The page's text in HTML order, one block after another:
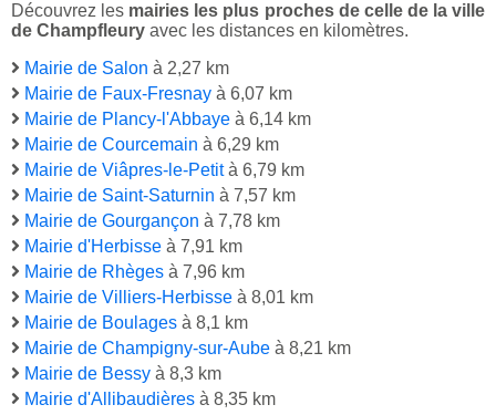
Découvrez les mairies les plus proches de celle de la ville
de Champfleury avec les distances en kilomètres.
Mairie de Salon à 2,27 km
Mairie de Faux-Fresnay à 6,07 km
Mairie de Plancy-l'Abbaye à 6,14 km
Mairie de Courcemain à 6,29 km
Mairie de Viâpres-le-Petità 6,79 km
Mairie de Saint-Saturnin à 7,57 km
Mairie de Gourgançon à 7,78 km
Mairie d'Herbisse à 7,91 km
Mairie de Rhèges à 7,96 km
Mairie de Villiers-Herbisse à 8,01 km
Mairie de Boulages à 8,1 km
Mairie de Champigny-sur-Aube à 8,21 km
Mairie de Bessy à 8,3 km
Mairie d'Allibaudières à 8,35 km